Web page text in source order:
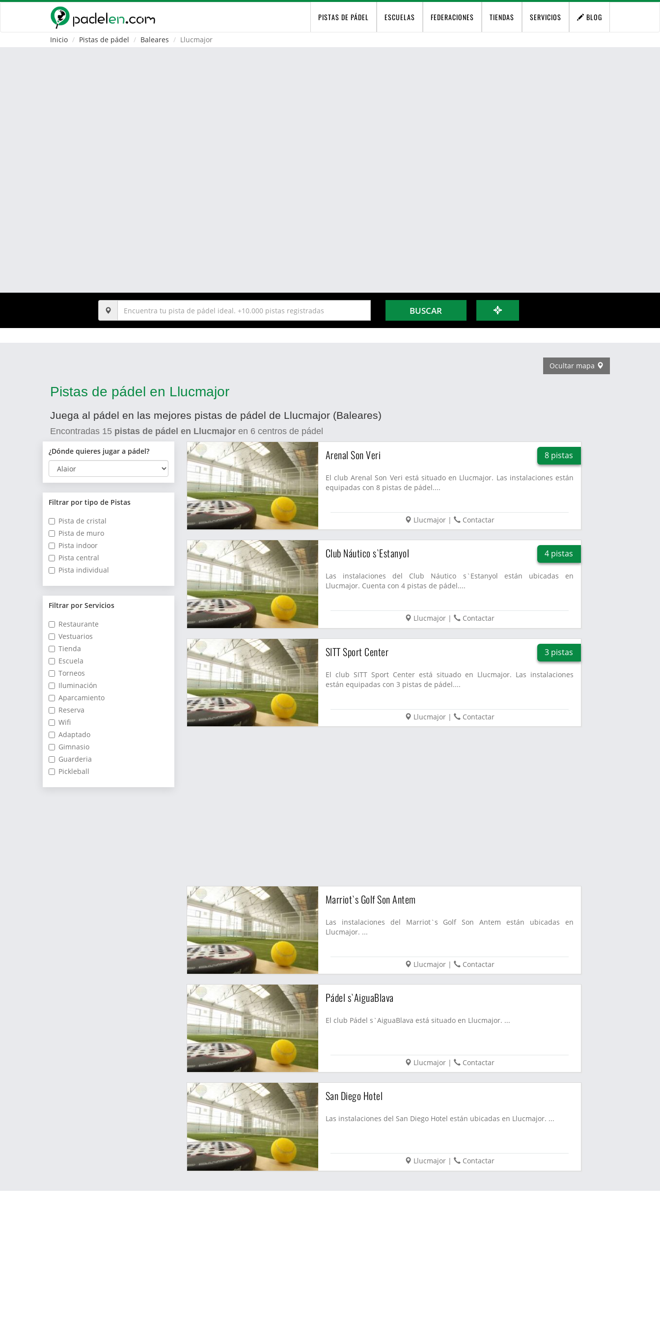
PISTAS DE PÁDEL ESCUELAS FEDERACIONES TIENDAS SERVICIOS BLOG
Inicio Pistas de pádel Baleares Llucmajor
BUSCAR
Ocultar mapa
Pistas de pádel en Llucmajor
Juega al pádel en las mejores pistas de pádel de Llucmajor (Baleares)
Encontradas 15 pistas de pádel en Llucmajor en 6 centros de pádel
¿Dónde quieres jugar a pádel?
Filtrar por tipo de Pistas
Pista de cristal
Pista de muro
Pista indoor
Pista central
Pista individual
Filtrar por Servicios
Restaurante
Vestuarios
Tienda
Escuela
Torneos
Iluminación
Aparcamiento
Reserva
Wifi
Adaptado
Gimnasio
Guarderia
Pickleball
Arenal Son Veri 8 pistas
El club Arenal Son Veri está situado en Llucmajor. Las instalaciones están
equipadas con 8 pistas de pádel....
Llucmajor| Contactar
Club Náutico s`Estanyol 4 pistas
Las instalaciones del Club Náutico s`Estanyol están ubicadas en
Llucmajor. Cuenta con 4 pistas de pádel....
Llucmajor| Contactar
SITT Sport Center 3 pistas
El club SITT Sport Center está situado en Llucmajor. Las instalaciones
están equipadas con 3 pistas de pádel....
Llucmajor| Contactar
Marriot`s Golf Son Antem
Las instalaciones del Marriot`s Golf Son Antem están ubicadas en
Llucmajor. ...
Llucmajor| Contactar
Pádel s`AiguaBlava
El club Pádel s`AiguaBlava está situado en Llucmajor. ...
Llucmajor| Contactar
San Diego Hotel
Las instalaciones del San Diego Hotel están ubicadas en Llucmajor. ...
Llucmajor| Contactar